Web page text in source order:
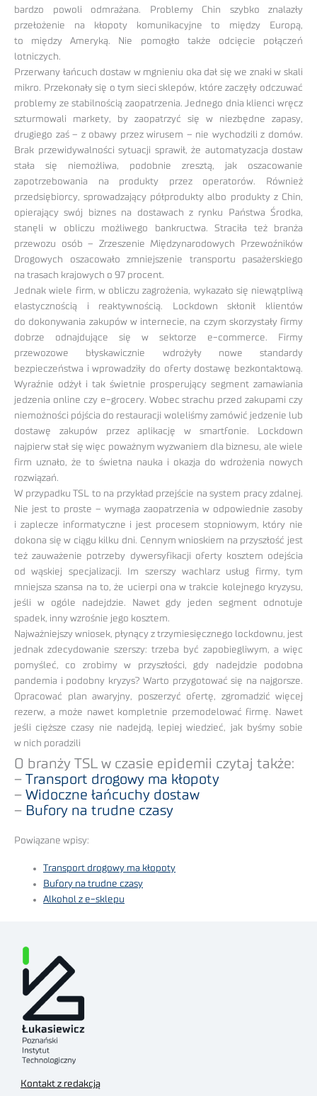
bardzo powoli odmrażana. Problemy Chin szybko znalazły
przełożenie na kłopoty komunikacyjne to między Europą,
to między Ameryką. Nie pomogło także odcięcie połączeń
lotniczych.
Przerwany łańcuch dostaw w mgnieniu oka dał się we znaki w skali
mikro. Przekonały się o tym sieci sklepów, które zaczęły odczuwać
problemy ze stabilnością zaopatrzenia. Jednego dnia klienci wręcz
szturmowali markety, by zaopatrzyć się w niezbędne zapasy,
drugiego zaś – z obawy przez wirusem – nie wychodzili z domów.
Brak przewidywalności sytuacji sprawił, że automatyzacja dostaw
stała się niemożliwa, podobnie zresztą, jak oszacowanie
zapotrzebowania na produkty przez operatorów. Również
przedsiębiorcy, sprowadzający półprodukty albo produkty z Chin,
opierający swój biznes na dostawach z rynku Państwa Środka,
stanęli w obliczu możliwego bankructwa. Straciła też branża
przewozu osób – Zrzeszenie Międzynarodowych Przewoźników
Drogowych oszacowało zmniejszenie transportu pasażerskiego
na trasach krajowych o 97 procent.
Jednak wiele firm, w obliczu zagrożenia, wykazało się niewątpliwą
elastycznością i reaktywnością. Lockdown skłonił klientów
do dokonywania zakupów w internecie, na czym skorzystały firmy
dobrze odnajdujące się w sektorze e-commerce. Firmy
przewozowe błyskawicznie wdrożyły nowe standardy
bezpieczeństwa i wprowadziły do oferty dostawę bezkontaktową.
Wyraźnie odżył i tak świetnie prosperujący segment zamawiania
jedzenia online czy e-grocery. Wobec strachu przed zakupami czy
niemożności pójścia do restauracji woleliśmy zamówić jedzenie lub
dostawę zakupów przez aplikację w smartfonie. Lockdown
najpierw stał się więc poważnym wyzwaniem dla biznesu, ale wiele
firm uznało, że to świetna nauka i okazja do wdrożenia nowych
rozwiązań.
W przypadku TSL to na przykład przejście na system pracy zdalnej.
Nie jest to proste – wymaga zaopatrzenia w odpowiednie zasoby
i zaplecze informatyczne i jest procesem stopniowym, który nie
dokona się w ciągu kilku dni. Cennym wnioskiem na przyszłość jest
też zauważenie potrzeby dywersyfikacji oferty kosztem odejścia
od wąskiej specjalizacji. Im szerszy wachlarz usług firmy, tym
mniejsza szansa na to, że ucierpi ona w trakcie kolejnego kryzysu,
jeśli w ogóle nadejdzie. Nawet gdy jeden segment odnotuje
spadek, inny wzrośnie jego kosztem.
Najważniejszy wniosek, płynący z trzymiesięcznego lockdownu, jest
jednak zdecydowanie szerszy: trzeba być zapobiegliwym, a więc
pomyśleć, co zrobimy w przyszłości, gdy nadejdzie podobna
pandemia i podobny kryzys? Warto przygotować się na najgorsze.
Opracować plan awaryjny, poszerzyć ofertę, zgromadzić więcej
rezerw, a może nawet kompletnie przemodelować firmę. Nawet
jeśli cięższe czasy nie nadejdą, lepiej wiedzieć, jak byśmy sobie
w nich poradzili
O branży TSL w czasie epidemii czytaj także:
– Transport drogowy ma kłopoty
– Widoczne łańcuchy dostaw
– Bufory na trudne czasy
Powiązane wpisy:
Transport drogowy ma kłopoty
Bufory na trudne czasy
Alkohol z e-sklepu
Kontakt z redakcją